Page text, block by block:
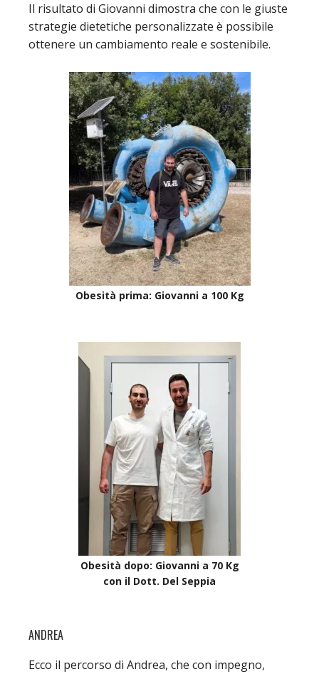
Il risultato di Giovanni dimostra che con le giuste
strategie dietetiche personalizzate è possibile
ottenere un cambiamento reale e sostenibile.
Obesità prima: Giovanni a 100 Kg
Obesità dopo: Giovanni a 70 Kg
con il Dott. Del Seppia
ANDREA
Ecco il percorso di Andrea, che con impegno,